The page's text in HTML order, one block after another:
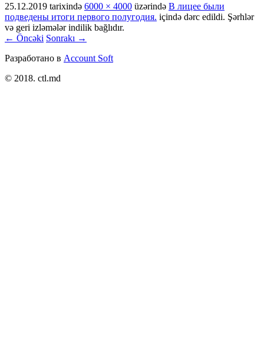
25.12.2019 tarixində 6000 × 4000 üzərində В лицее были
подведены итоги первого полугодия. içində dərc edildi. Şərhlər
və geri izləmələr indilik bağlıdır.
← Öncəki Sonrakı →
Разработано в Account Soft
© 2018. ctl.md